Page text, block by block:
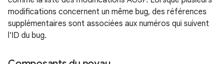
modifications concernent un même bug, des références
supplémentaires sont associées aux numéros qui suivent
l'ID du bug.